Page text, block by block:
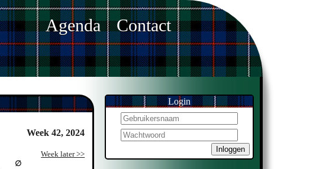
Agenda Contact
Week 42, 2024
Week later >>
Login
Inloggen